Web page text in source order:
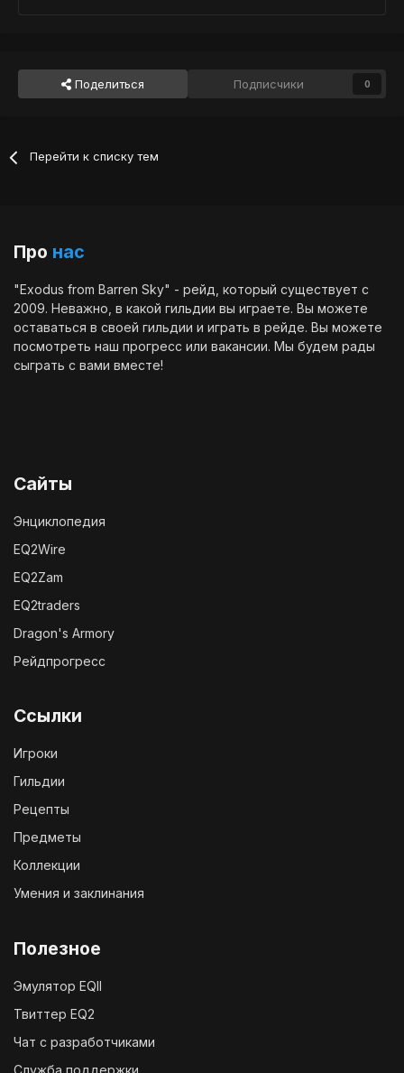
Поделиться Подписчики 0
Перейти к списку тем
Про нас
"Exodus from Barren Sky" - рейд, который существует с
2009. Неважно, в какой гильдии вы играете. Вы можете
оставаться в своей гильдии и играть в рейде. Вы можете
посмотреть наш прогресс или вакансии. Мы будем рады
сыграть с вами вместе!
Сайты
Энциклопедия
EQ2Wire
EQ2Zam
EQ2traders
Dragon's Armory
Рейдпрогресс
Ссылки
Игроки
Гильдии
Рецепты
Предметы
Коллекции
Умения и заклинания
Полезное
Эмулятор EQII
Твиттер EQ2
Чат с разработчиками
Служба поддержки